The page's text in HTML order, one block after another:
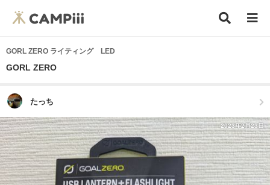
GORL ZERO ライティング LED
GORL ZERO
たっち
2023年2月23日